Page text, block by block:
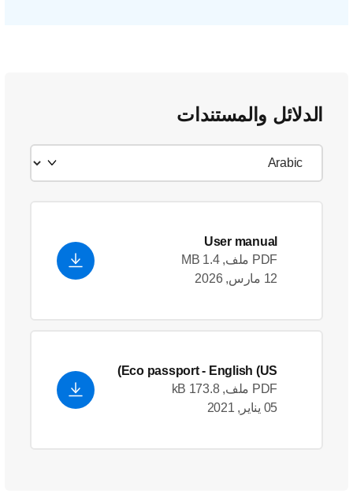
الدلائل والمستندات
User manual
PDF ملف, 1.4 MB
12 مارس, 2026
Eco passport - English (US)
PDF ملف, 173.8 kB
05 يناير, 2021